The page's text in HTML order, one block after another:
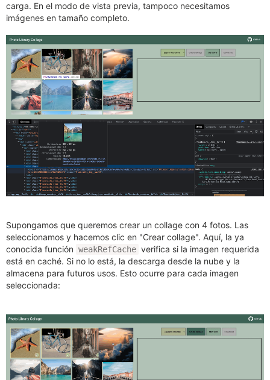
carga. En el modo de vista previa, tampoco necesitamos
imágenes en tamaño completo.
Supongamos que queremos crear un collage con 4 fotos. Las
seleccionamos y hacemos clic en "Crear collage". Aquí, la ya
conocida función weakRefCache verifica si la imagen requerida
está en caché. Si no lo está, la descarga desde la nube y la
almacena para futuros usos. Esto ocurre para cada imagen
seleccionada: